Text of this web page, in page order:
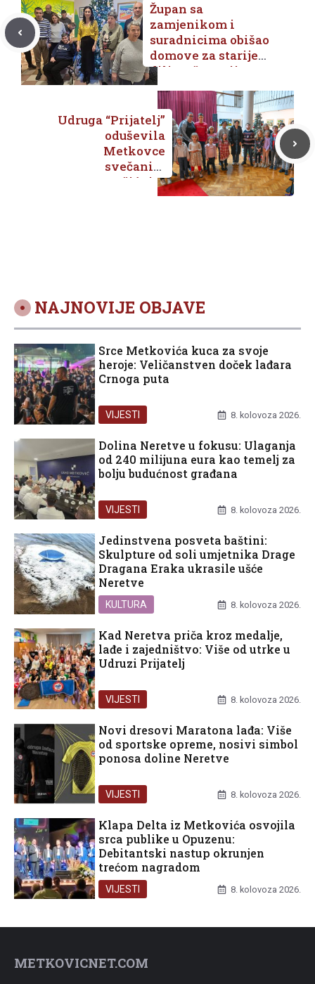
Župan sa
zamjenikom i
suradnicima obišao
domove za starije
diljem županije,
kao i Dom Maslina,
Centar Josipovac i
učeničke domove
Udruga “Prijatelj”
oduševila
Metkovce
svečanim
Božićnim
koncertom
NAJNOVIJE OBJAVE
Srce Metkovića kuca za svoje
heroje: Veličanstven doček lađara
Crnoga puta
VIJESTI 8. kolovoza 2026.
Dolina Neretve u fokusu: Ulaganja
od 240 milijuna eura kao temelj za
bolju budućnost građana
VIJESTI 8. kolovoza 2026.
Jedinstvena posveta baštini:
Skulpture od soli umjetnika Drage
Dragana Eraka ukrasile ušće
Neretve
KULTURA 8. kolovoza 2026.
Kad Neretva priča kroz medalje,
lađe i zajedništvo: Više od utrke u
Udruzi Prijatelj
VIJESTI 8. kolovoza 2026.
Novi dresovi Maratona lađa: Više
od sportske opreme, nosivi simbol
ponosa doline Neretve
VIJESTI 8. kolovoza 2026.
Klapa Delta iz Metkovića osvojila
srca publike u Opuzenu:
Debitantski nastup okrunjen
trećom nagradom
VIJESTI 8. kolovoza 2026.
METKOVICNET.COM